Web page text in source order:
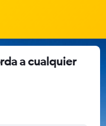
a cualquier